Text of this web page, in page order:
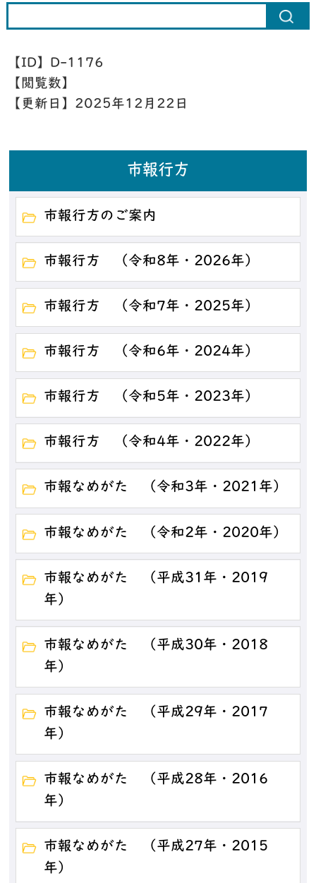
【ID】 D-1176
【閲覧数】
【更新日】 2025年12月22日
市報行方
市報行方のご案内
市報行方 （令和8年・2026年）
市報行方 （令和7年・2025年）
市報行方 （令和6年・2024年）
市報行方 （令和5年・2023年）
市報行方 （令和4年・2022年）
市報なめがた （令和3年・2021年）
市報なめがた （令和2年・2020年）
市報なめがた （平成31年・2019
年）
市報なめがた （平成30年・2018
年）
市報なめがた （平成29年・2017
年）
市報なめがた （平成28年・2016
年）
市報なめがた （平成27年・2015
年）